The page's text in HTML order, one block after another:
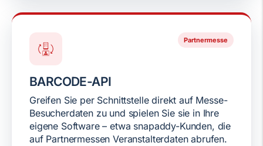
Partnermesse
BARCODE-API
Greifen Sie per Schnittstelle direkt auf Messe-
Besucherdaten zu und spielen Sie sie in Ihre
eigene Software – etwa snapaddy-Kunden, die
auf Partnermessen Veranstalterdaten abrufen.